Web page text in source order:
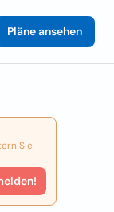
Pläne ansehen
Sie